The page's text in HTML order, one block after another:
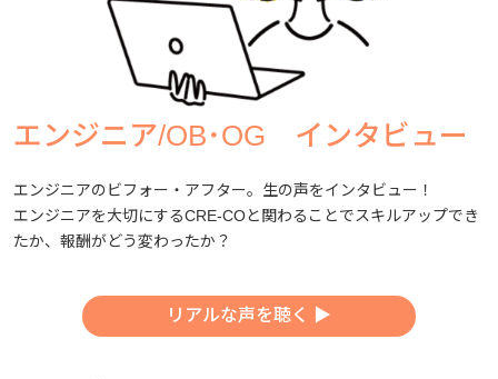
エンジニア/OB･OG インタビュー
エンジニアのビフォー・アフター。生の声をインタビュー！
エンジニアを大切にするCRE-COと関わることでスキルアップでき
たか、報酬がどう変わったか？
リアルな声を聴く ▶︎